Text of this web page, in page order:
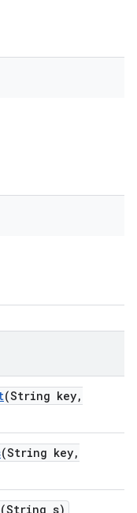
(String key,
(String key,
(String s)